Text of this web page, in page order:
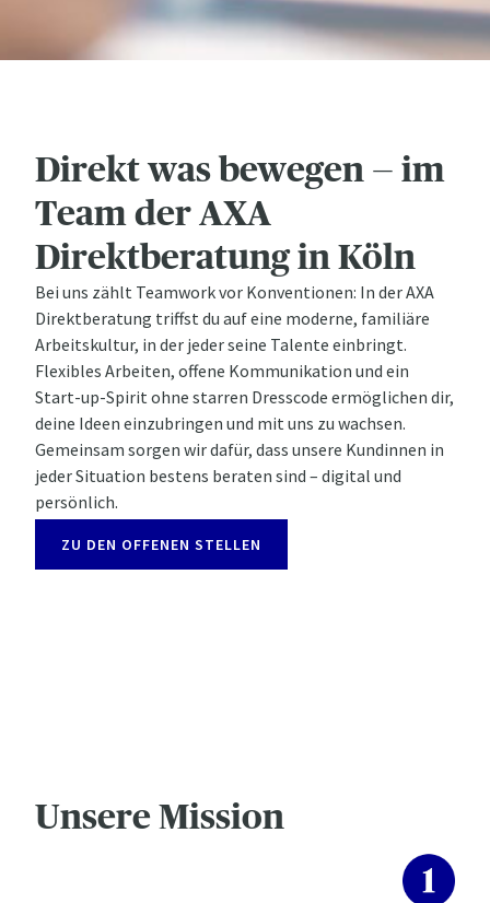
Direkt was bewegen — im
Team der AXA
Direktberatung in Köln
Bei uns zählt Teamwork vor Konventionen: In der AXA
Direktberatung triffst du auf eine moderne, familiäre
Arbeitskultur, in der jeder seine Talente einbringt.
Flexibles Arbeiten, offene Kommunikation und ein
Start-up-Spirit ohne starren Dresscode ermöglichen dir,
deine Ideen einzubringen und mit uns zu wachsen.
Gemeinsam sorgen wir dafür, dass unsere Kundinnen in
jeder Situation bestens beraten sind – digital und
persönlich.
ZU DEN OFFENEN STELLEN
Unsere Mission